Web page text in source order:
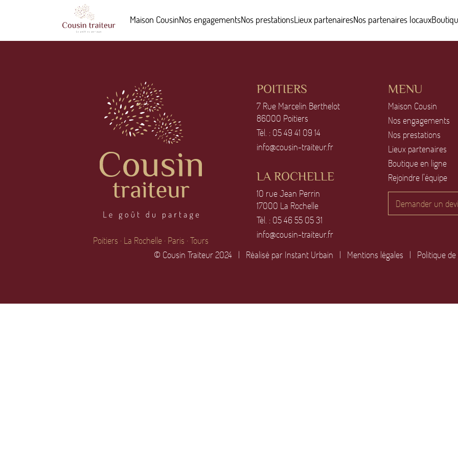
Maison CousinNos engagementsNos prestationsLieux partenairesNos partenaires locaux
Poitiers · La Rochelle · Paris · Tours
POITIERS
7 Rue Marcelin Berthelot
86OOO Poitiers
Tél. : O5 49 41 O9 14
info@cousin-traiteur.fr
LA ROCHELLE
1O rue Jean Perrin
17OOO La Rochelle
Tél. : O5 46 55 O5 31
info@cousin-traiteur.fr
MENU
Maison Cousin
Nos engagements
Nos prestations
Lieux partenaires
Boutique en ligne
Rejoindre l’équipe
Demander un
© Cousin Traiteur 2O24 | Réalisé par Instant Urbain | Mentions légales | Politique